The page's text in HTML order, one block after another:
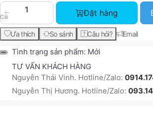
Cái
HP LaserJet P4515tn
Đặt hàng
Ưa thích So sánh Câu hỏi? Email
Tình trạng sản phẩm: Mới
TƯ VẤN KHÁCH HÀNG
Nguyễn Thái Vinh. Hotline/Zalo:
Nguyễn Thị Hương. Hotline/Zalo: